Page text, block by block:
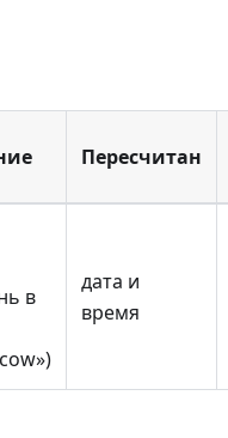
Пересчитан
в
дата и
время